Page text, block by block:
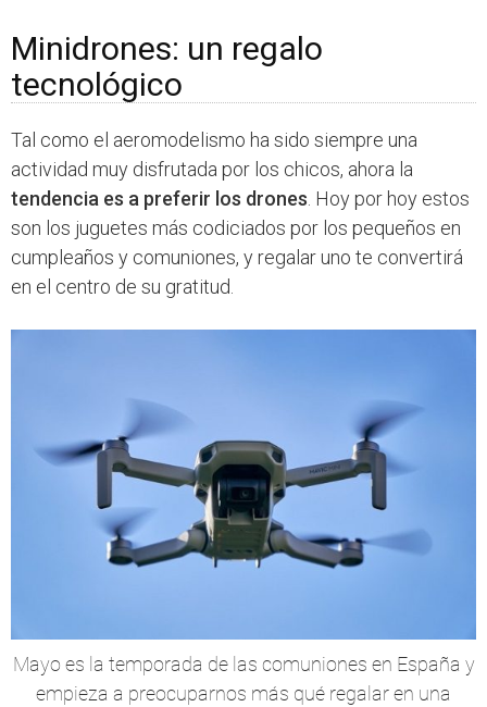
Minidrones: un regalo
tecnológico
Tal como el aeromodelismo ha sido siempre una
actividad muy disfrutada por los chicos, ahora la
tendencia es a preferir los drones . Hoy por hoy estos
son los juguetes más codiciados por los pequeños en
cumpleaños y comuniones, y regalar uno te convertirá
en el centro de su gratitud.
Mayo es la temporada de las comuniones en España y
empieza a preocuparnos más qué regalar en una